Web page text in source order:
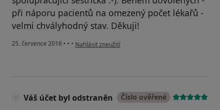
při náporu pacientů na omezený počet lékařů -
velmi chvályhodný stav. Děkuji!
25. července 2016 • • • podle názoru uživatele Váš účet byl odstraněn
Nahlásit zneužití
Váš účet byl odstraněn Číslo ověřené